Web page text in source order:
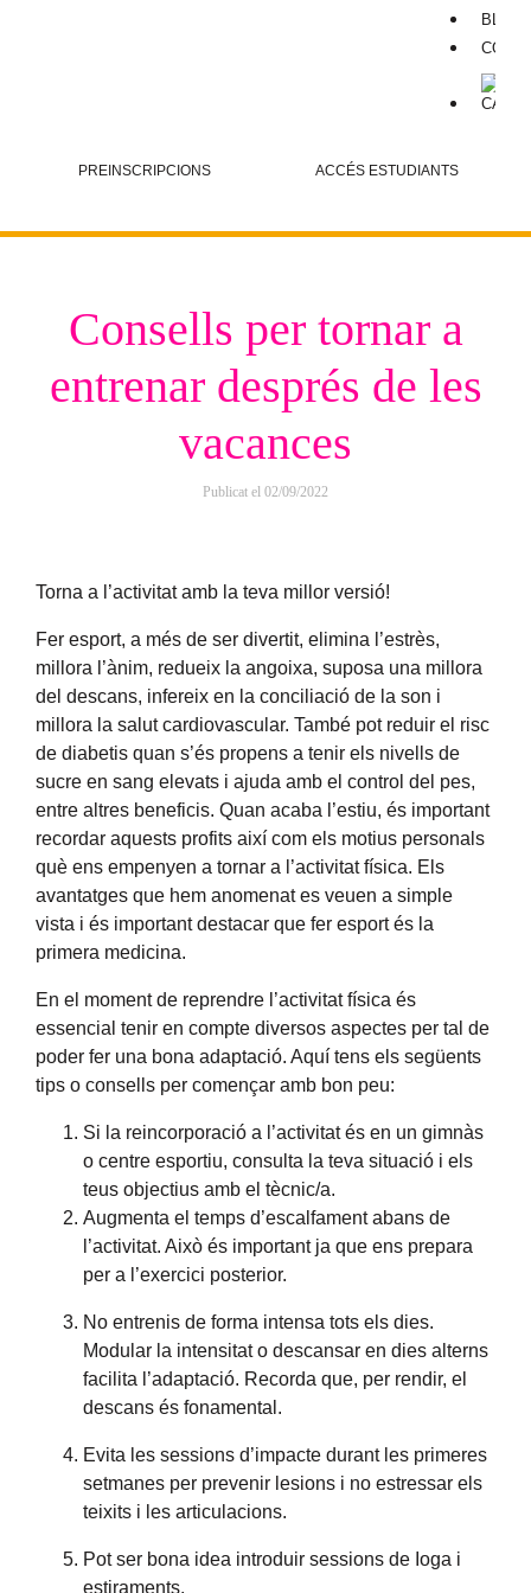
BLOG
PREINSCRIPCIONS ACCÉS ESTUDIANTS
Consells per tornar a
entrenar després de les
vacances
Publicat el 02/09/2022
Torna a l’activitat amb la teva millor versió!
Fer esport, a més de ser divertit, elimina l’estrès,
millora l’ànim, redueix la angoixa, suposa una millora
del descans, infereix en la conciliació de la son i
millora la salut cardiovascular. També pot reduir el risc
de diabetis quan s’és propens a tenir els nivells de
sucre en sang elevats i ajuda amb el control del pes,
entre altres beneficis. Quan acaba l’estiu, és important
recordar aquests profits així com els motius personals
què ens empenyen a tornar a l’activitat física. Els
avantatges que hem anomenat es veuen a simple
vista i és important destacar que fer esport és la
primera medicina.
En el moment de reprendre l’activitat física és
essencial tenir en compte diversos aspectes per tal de
poder fer una bona adaptació. Aquí tens els següents
tips o consells per començar amb bon peu:
Si la reincorporació a l’activitat és en un gimnàs
o centre esportiu, consulta la teva situació i els
teus objectius amb el tècnic/a.
Augmenta el temps d’escalfament abans de
l’activitat. Això és important ja que ens prepara
per a l’exercici posterior.
No entrenis de forma intensa tots els dies.
Modular la intensitat o descansar en dies alterns
facilita l’adaptació. Recorda que, per rendir, el
descans és fonamental.
Evita les sessions d’impacte durant les primeres
setmanes per prevenir lesions i no estressar els
teixits i les articulacions.
Pot ser bona idea introduir sessions de Ioga i
estiraments.